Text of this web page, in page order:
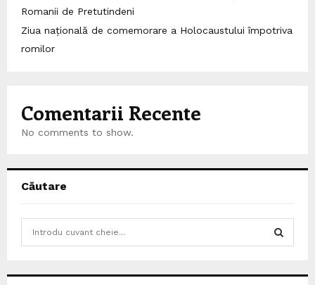
Romanii de Pretutindeni
Ziua națională de comemorare a Holocaustului împotriva
romilor
Comentarii Recente
No comments to show.
Căutare